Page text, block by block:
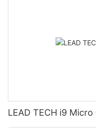
LEAD TECH i9